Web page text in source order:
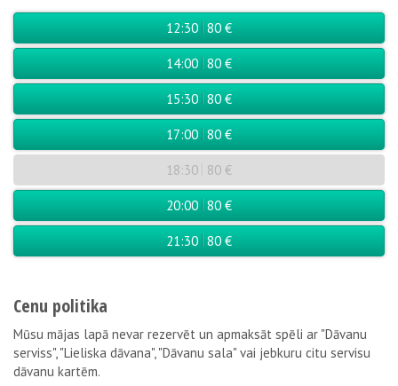
12:30 80 €
14:00 80 €
15:30 80 €
17:00 80 €
18:30 80 €
20:00 80 €
21:30 80 €
Cenu politika
Mūsu mājas lapā nevar rezervēt un apmaksāt spēli ar "Dāvanu
serviss", "Lieliska dāvana", "Dāvanu sala" vai jebkuru citu servisu
dāvanu kartēm.